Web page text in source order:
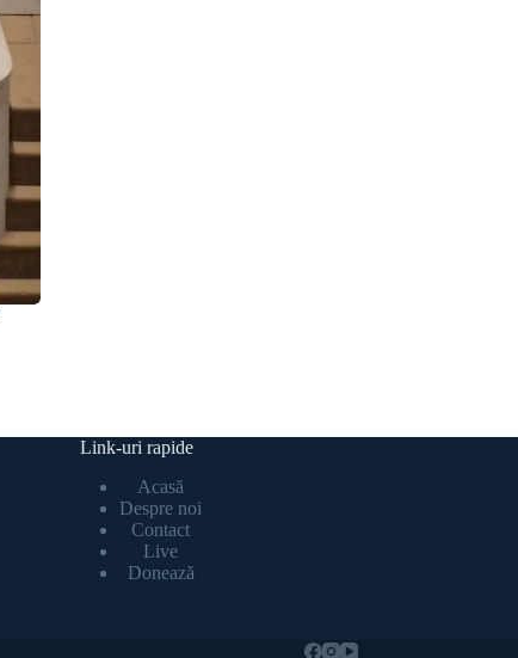
Link-uri rapide
Acasă
Despre noi
Contact
Live
Donează